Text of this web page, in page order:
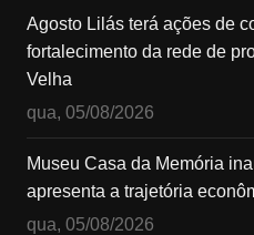
Agosto Lilás terá ações de
fortalecimento da rede de
Velha
qua, 05/08/2026
Museu Casa da Memória
apresenta a trajetória
qua, 05/08/2026